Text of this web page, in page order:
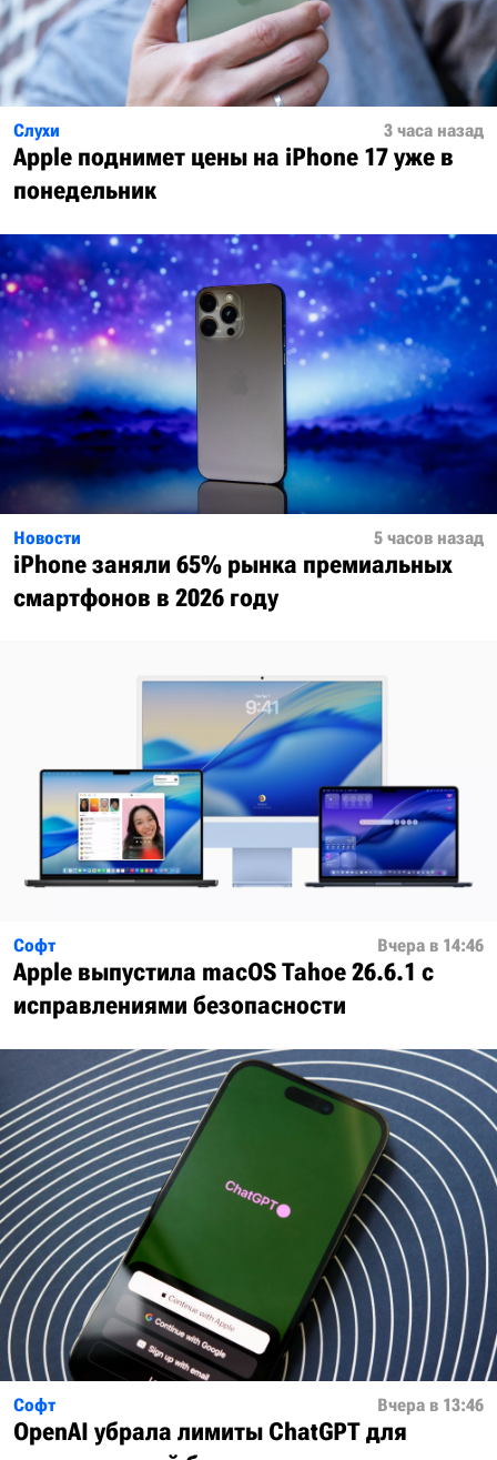
Слухи 3 часа назад
Apple поднимет цены на iPhone 17 уже в
понедельник
Новости 5 часов назад
iPhone заняли 65% рынка премиальных
смартфонов в 2026 году
Софт Вчера в 14:46
Apple выпустила macOS Tahoe 26.6.1 с
исправлениями безопасности
Софт Вчера в 13:46
OpenAI убрала лимиты ChatGPT для